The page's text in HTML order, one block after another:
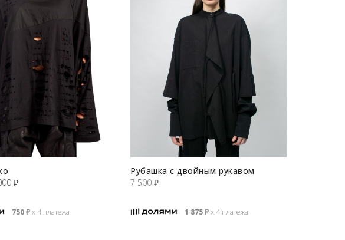
₽Текущая
3
750₽х 4 платежа
Рубашка с двойным рукавом
7 500 ₽
1 875₽х 4 платежа